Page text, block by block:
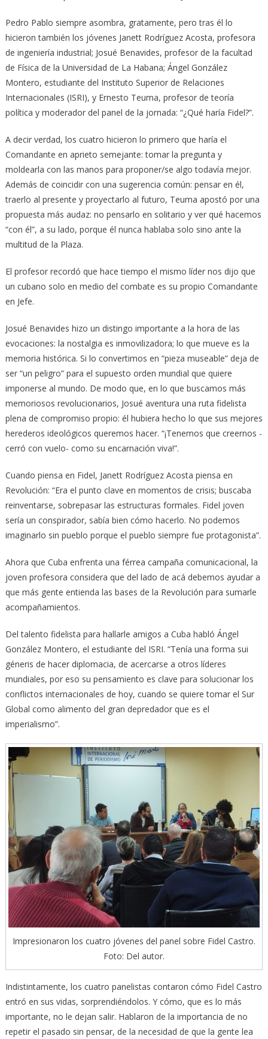
Pedro Pablo siempre asombra, gratamente, pero tras él lo
hicieron también los jóvenes Janett Rodríguez Acosta, profesora
de ingeniería industrial; Josué Benavides, profesor de la facultad
de Física de la Universidad de La Habana; Ángel González
Montero, estudiante del Instituto Superior de Relaciones
Internacionales (ISRI), y Ernesto Teuma, profesor de teoría
política y moderador del panel de la jornada: “¿Qué haría Fidel?”.
A decir verdad, los cuatro hicieron lo primero que haría el
Comandante en aprieto semejante: tomar la pregunta y
moldearla con las manos para proponer/se algo todavía mejor.
Además de coincidir con una sugerencia común: pensar en él,
traerlo al presente y proyectarlo al futuro, Teuma apostó por una
propuesta más audaz: no pensarlo en solitario y ver qué hacemos
“con él”, a su lado, porque él nunca hablaba solo sino ante la
multitud de la Plaza.
El profesor recordó que hace tiempo el mismo líder nos dijo que
un cubano solo en medio del combate es su propio Comandante
en Jefe.
Josué Benavides hizo un distingo importante a la hora de las
evocaciones: la nostalgia es inmovilizadora; lo que mueve es la
memoria histórica. Si lo convertimos en “pieza museable” deja de
ser “un peligro” para el supuesto orden mundial que quiere
imponerse al mundo. De modo que, en lo que buscamos más
memoriosos revolucionarios, Josué aventura una ruta fidelista
plena de compromiso propio: él hubiera hecho lo que sus mejores
herederos ideológicos queremos hacer. “¡Tenemos que creernos -
cerró con vuelo- como su encarnación viva!”.
Cuando piensa en Fidel, Janett Rodríguez Acosta piensa en
Revolución: “Era el punto clave en momentos de crisis; buscaba
reinventarse, sobrepasar las estructuras formales. Fidel joven
sería un conspirador, sabía bien cómo hacerlo. No podemos
imaginarlo sin pueblo porque el pueblo siempre fue protagonista”.
Ahora que Cuba enfrenta una férrea campaña comunicacional, la
joven profesora considera que del lado de acá debemos ayudar a
que más gente entienda las bases de la Revolución para sumarle
acompañamientos.
Del talento fidelista para hallarle amigos a Cuba habló Ángel
González Montero, el estudiante del ISRI. “Tenía una forma sui
géneris de hacer diplomacia, de acercarse a otros líderes
mundiales, por eso su pensamiento es clave para solucionar los
conflictos internacionales de hoy, cuando se quiere tomar el Sur
Global como alimento del gran depredador que es el
imperialismo”.
Impresionaron los cuatro jóvenes del panel sobre Fidel Castro.
Foto: Del autor.
Indistintamente, los cuatro panelistas contaron cómo Fidel Castro
entró en sus vidas, sorprendiéndolos. Y cómo, que es lo más
importante, no le dejan salir. Hablaron de la importancia de no
repetir el pasado sin pensar, de la necesidad de que la gente lea